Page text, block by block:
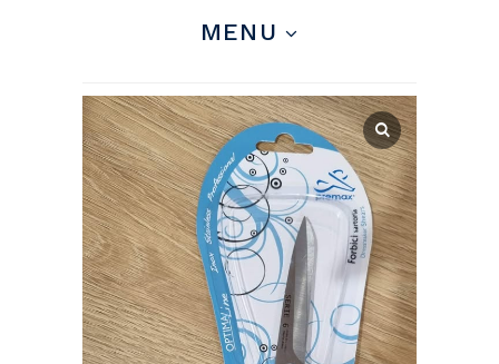
MENU